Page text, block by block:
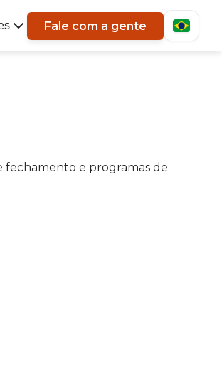
Fale com a gente
fechamento e programas de